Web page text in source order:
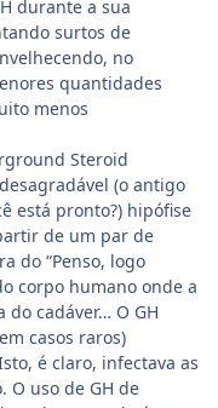
durante a sua
surtos de
no
quantidades
menos
Steroid
(o antigo
está pronto?) hipófise
de um par de
do “Penso, logo
corpo humano onde a
do cadáver… O GH
casos raros)
é claro, infectava as
O uso de GH de